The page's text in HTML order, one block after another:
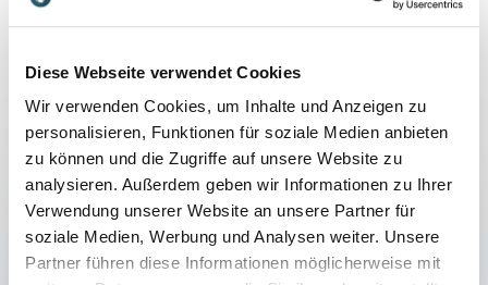
Diese Webseite verwendet Cookies
Wir verwenden Cookies, um Inhalte und Anzeigen zu
personalisieren, Funktionen für soziale Medien anbieten
zu können und die Zugriffe auf unsere Website zu
analysieren. Außerdem geben wir Informationen zu Ihrer
Verwendung unserer Website an unsere Partner für
soziale Medien, Werbung und Analysen weiter. Unsere
Partner führen diese Informationen möglicherweise mit
Füllen Sie das Kontaktformular aus - wir melden uns
E-Mail*